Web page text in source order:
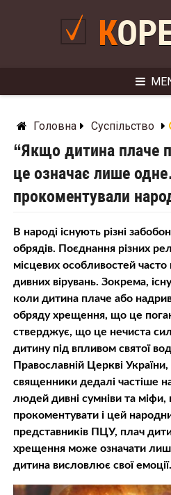
Головна Суспільство
“Якщо дитина плаче
це означає лише
прокоментували
В народі існують різні
обрядів. Поєднання різних
місцевих особливостей часто
дивних вірувань. Зокрема,
коли дитина плаче або
обряду хрещення, що це
стверджує, що це нечиста
дитину під впливом святої
Православній Церкві
священники дедалі частіше
людей дивні сумніви та міфи,
прокоментувати і цей
представників ПЦУ, плач
хрещення може означати
дитина висловлює свої емоції.